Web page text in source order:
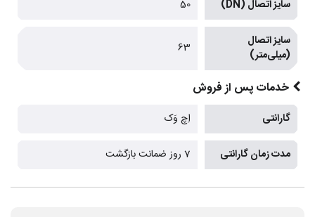
سایز اتصال (DN) 50
سایز اتصال
(میلی‌متر)
63
خدمات پس از فروش
گارانتی اِچ وَک
مدت زمان گارانتی 7 روز ضمانت بازگشت